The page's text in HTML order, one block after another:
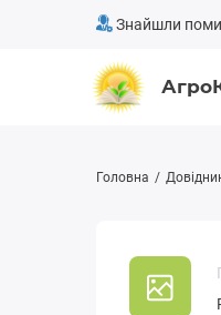
Знайшли
Головна